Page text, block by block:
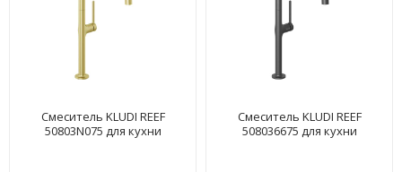
Смеситель KLUDI REEF
50803N075 для кухни
Смеситель KLUDI REEF
508036675 для кухни